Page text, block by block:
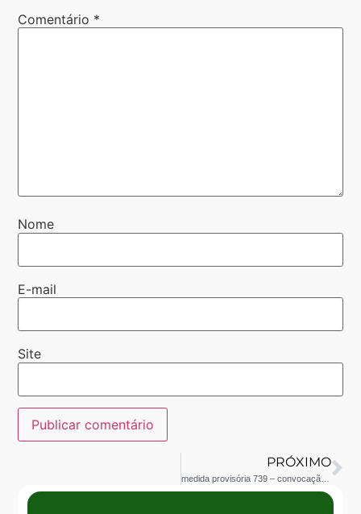
Comentário *
Nome
E-mail
Site
PRÓXIMO
medida provisória 739 – convocação por incapacidade